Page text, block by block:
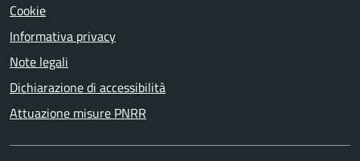
Cookie
Informativa privacy
Note legali
Dichiarazione di accessibilità
Attuazione misure PNRR